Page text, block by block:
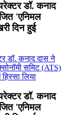
डॉ. कनाद
'एनिमल
दिन हुई
डॉ. कनाद
'एनिमल